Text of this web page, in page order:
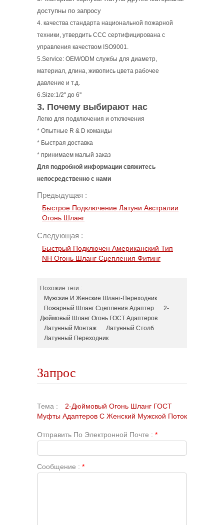
доступны по запросу
4. качества стандарта национальной пожарной
техники, утвердить CCC сертифицирована с
управления качеством ISO9001.
5.Service: OEM/ODM службы для диаметр,
материал, длина, живопись цвета рабочее
давление и т.д.
6.Size:1/2'' до 6''
3. Почему выбирают нас
Легко для подключения и отключения
* Опытные R & D команды
* Быстрая доставка
* принимаем малый заказ
Для подробной информации свяжитесь
непосредственно с нами
Предыдущая :
Быстрое Подключение Латуни Австралии
Огонь Шланг
Следующая :
Быстрый Подключен Американский Тип
NH Огонь Шланг Сцепления Фитинг
Похожие теги :
Мужские И Женские Шланг-Переходник
Пожарный Шланг Сцепления Адаптер
2-
Дюймовый Шланг Огонь ГОСТ Адаптеров
Латунный Монтаж
Латунный Столб
Латунный Переходник
Запрос
Тема :
2-Дюймовый Огонь Шланг ГОСТ
Муфты Адаптеров С Женский Мужской Поток
Отправить По Электронной Почте : *
Сообщение : *